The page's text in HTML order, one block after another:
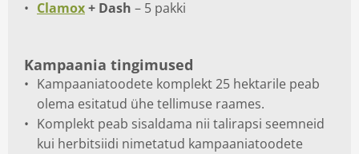
Clamox+ Dash – 5 pakki
Kampaania tingimused
Kampaaniatoodete komplekt 25 hektarile peab
olema esitatud ühe tellimuse raames.
Komplekt peab sisaldama nii talirapsi seemneid
kui herbitsiidi nimetatud kampaaniatoodete